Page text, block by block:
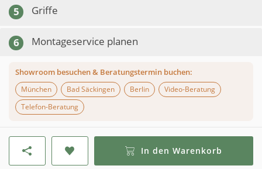
5 Griffe
6 Montageservice planen
Showroom besuchen & Beratungstermin buchen:
München
Bad Säckingen Berlin
Video-Beratung
Telefon-Beratung
In den Warenkorb